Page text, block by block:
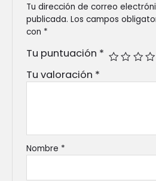
Tu dirección de correo
publicada. Los campos
con *
Tu puntuación *
Tu valoración *
Nombre *